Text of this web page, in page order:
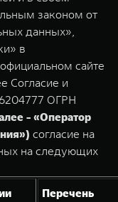
возможного
000 ₽
700
199 000 ₽
законом от
данных»,
в
сайте
Согласие и
ОГРН
- «Оператор
согласие на
на следующих
Перечень